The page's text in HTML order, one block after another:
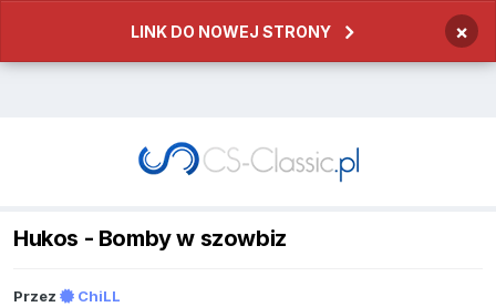
LINK DO NOWEJ STRONY ×
Hukos - Bomby w szowbiz
Przez
ChiLL